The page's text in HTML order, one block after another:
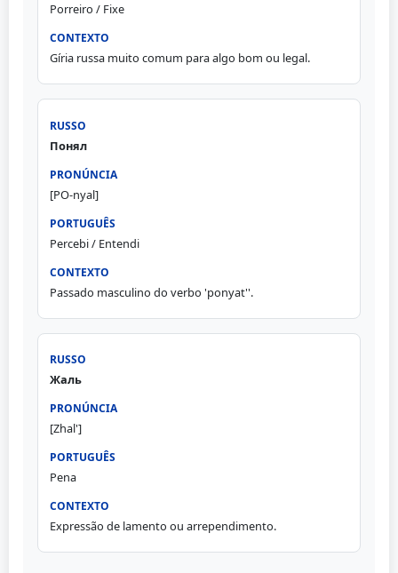
Porreiro / Fixe
Gíria russa muito comum para algo bom ou legal.
Понял
[PO-nyal]
Percebi / Entendi
Passado masculino do verbo 'ponyat''.
Жаль
[Zhal']
Pena
Expressão de lamento ou arrependimento.